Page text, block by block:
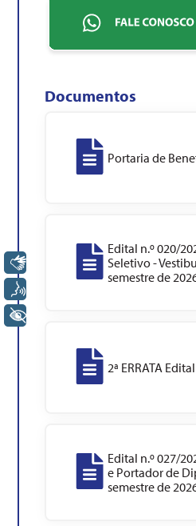
Documentos
Portaria de
Edital n.º 020/
Seletivo -
semestre de
2ª ERRATA
Edital n.º 027/
e Portador de
semestre de
Libras